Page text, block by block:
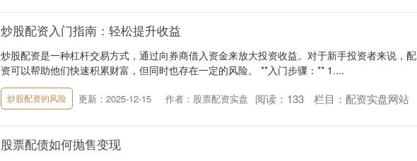
炒股配资入门指南：轻松提升收益
炒股配资是一种杠杆交易方式，通过向券商借入资金来放大投资收益。对于新手投资者来说，配
资可以帮助他们快速积累财富，但同时也存在一定的风险。 **入门步骤：** 1....
炒股配资的风险 更新：2025-12-15 作者：股票配资实盘 阅读： 133 栏目： 配资实盘网站
股票配债如何抛售变现